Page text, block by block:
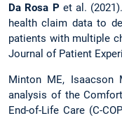
Da Rosa Pet al.
health claim data to
patients with multiple
Journal of Patient
Minton ME, Isaacson
analysis of the
End-of-Life Care (C-